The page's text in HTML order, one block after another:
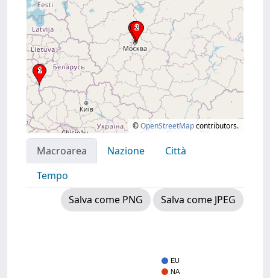
©OpenStreetMapcontributors.
Macroarea Nazione
Città
Tempo
Salva come PNG
Salva come JPEG
EU
NA